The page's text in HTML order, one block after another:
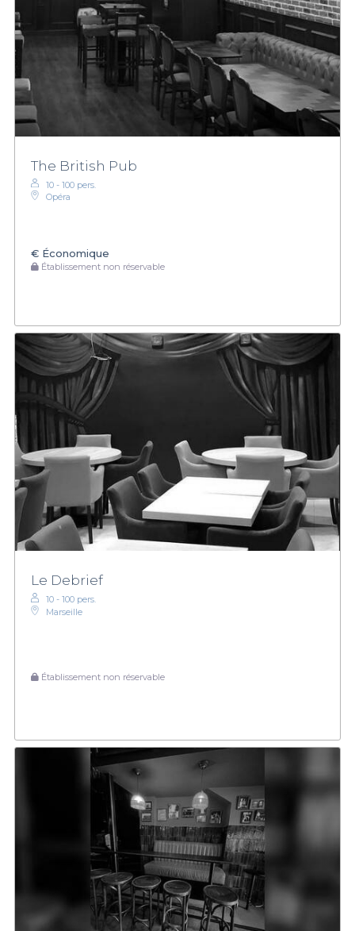
The British Pub
10 - 100 pers.
Opéra
€ Économique
Établissement non réservable
Le Debrief
10 - 100 pers.
Marseille
Établissement non réservable